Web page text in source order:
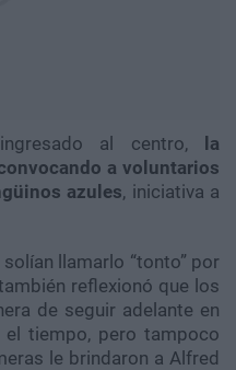
al centro, la
a voluntarios
azules, iniciativa a
llamarlo “tonto” por
reflexionó que los
de seguir adelante en
tiempo, pero tampoco
le brindaron a Alfred